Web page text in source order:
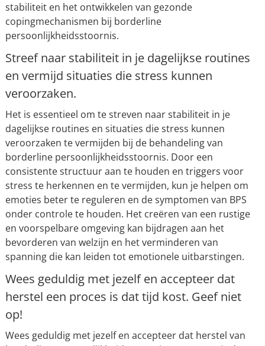
stabiliteit en het ontwikkelen van gezonde
copingmechanismen bij borderline
persoonlijkheidsstoornis.
Streef naar stabiliteit in je dagelijkse routines
en vermijd situaties die stress kunnen
veroorzaken.
Het is essentieel om te streven naar stabiliteit in je
dagelijkse routines en situaties die stress kunnen
veroorzaken te vermijden bij de behandeling van
borderline persoonlijkheidsstoornis. Door een
consistente structuur aan te houden en triggers voor
stress te herkennen en te vermijden, kun je helpen om
emoties beter te reguleren en de symptomen van BPS
onder controle te houden. Het creëren van een rustige
en voorspelbare omgeving kan bijdragen aan het
bevorderen van welzijn en het verminderen van
spanning die kan leiden tot emotionele uitbarstingen.
Wees geduldig met jezelf en accepteer dat
herstel een proces is dat tijd kost. Geef niet
op!
Wees geduldig met jezelf en accepteer dat herstel van